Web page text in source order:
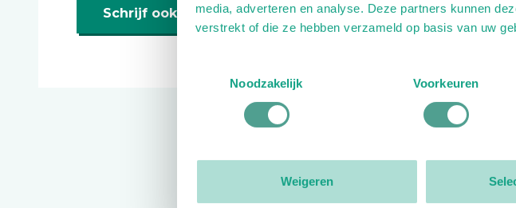
media, adverteren en analyse. Deze partners kunnen
verstrekt of die ze hebben verzameld op basis van uw
Noodzakelijk
Voorkeuren
Weigeren
Schrijf ook een review
Reviews